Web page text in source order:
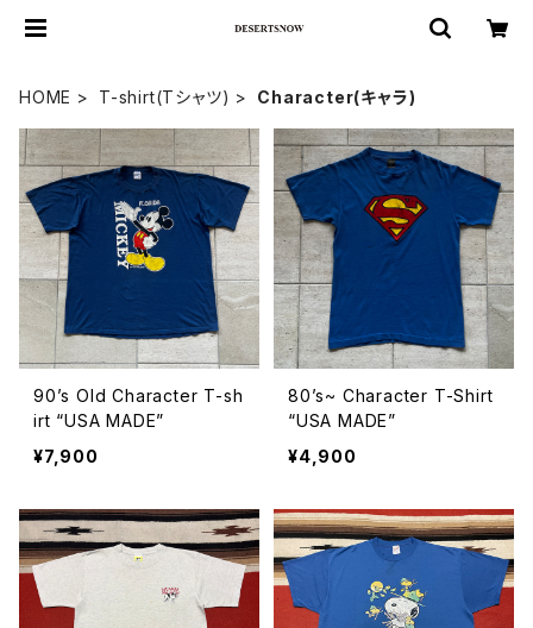
HOME T-shirt(Tシャツ) Character(キャラ)
90’s Old Character T-sh
irt “USA MADE”
¥7,900
80’s~ Character T-Shirt
“USA MADE”
¥4,900